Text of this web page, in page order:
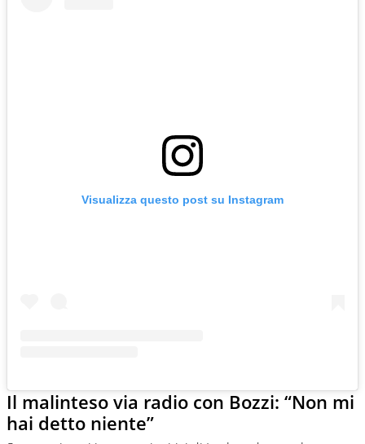
Visualizza questo post su Instagram
Il malinteso via radio con Bozzi: “Non mi
hai detto niente”